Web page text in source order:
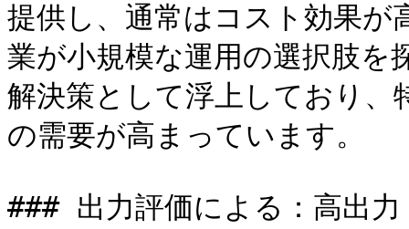
提供し、通常はコスト効果が
業が小規模な運用の選択肢を
解決策として浮上しており、
の需要が高まっています。
### 出力評価による：高出力